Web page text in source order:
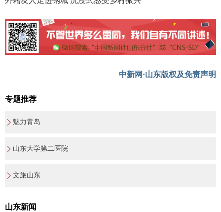
中新网·山东版权及免责声明
专题推荐
魅力青岛
山东大学第二医院
文旅山东
山东新闻